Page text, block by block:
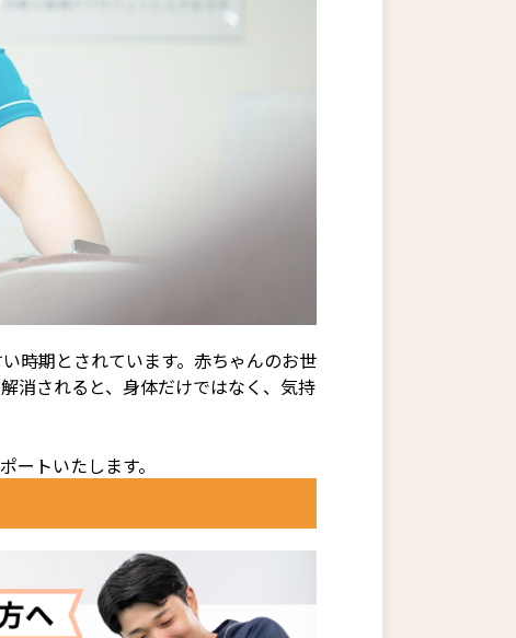
時期とされています。赤ちゃんのお世
消されると、身体だけではなく、気持
ートいたします。